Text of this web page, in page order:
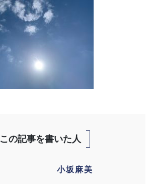
この記事を書いた人
小坂麻美